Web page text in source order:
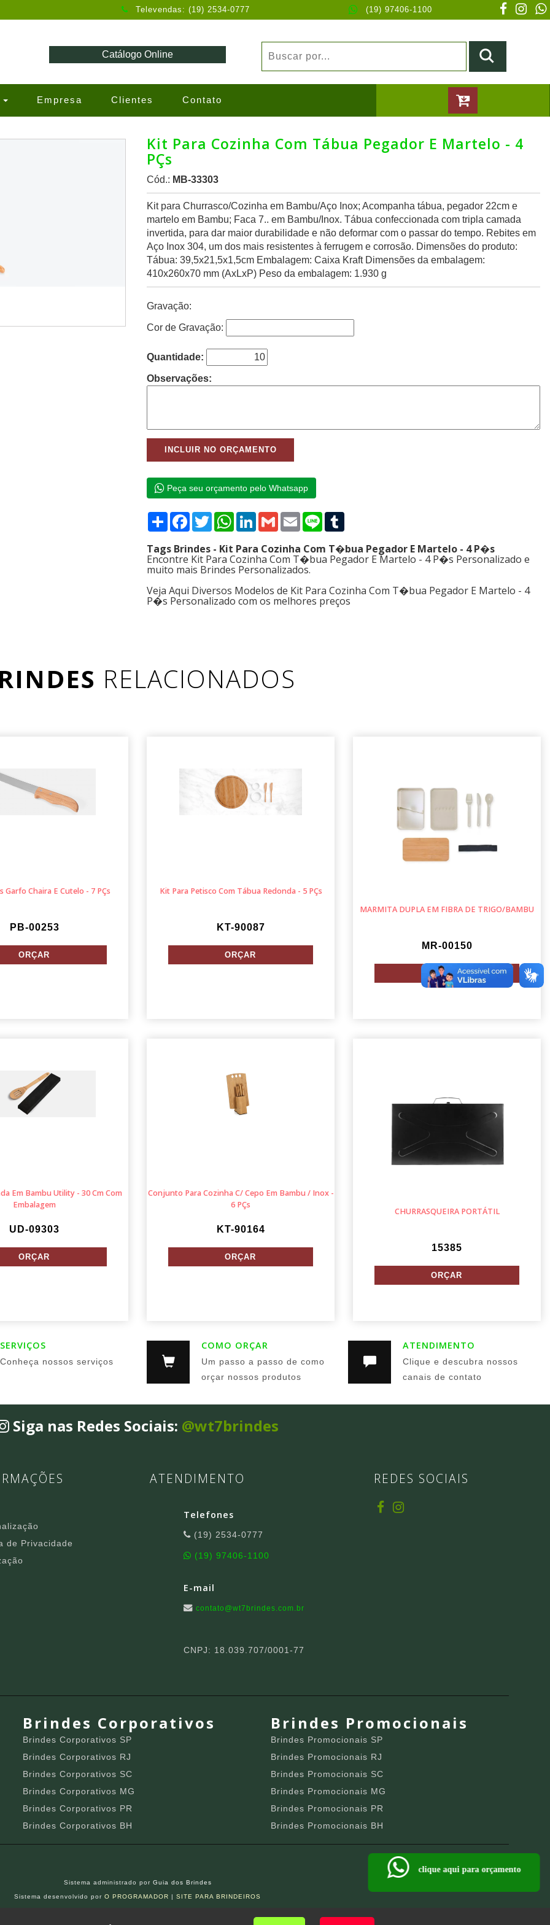
Televendas: (19) 2534-0777 (19) 97406-1100
Catálogo Online
Empresa Clientes Contato
Kit Para Cozinha Com Tábua Pegador E Martelo - 4
PÇs
Cód.: MB-33303
Kit para Churrasco/Cozinha em Bambu/Aço Inox; Acompanha tábua, pegador 22cm e
martelo em Bambu; Faca 7.. em Bambu/Inox. Tábua confeccionada com tripla camada
invertida, para dar maior durabilidade e não deformar com o passar do tempo. Rebites em
Aço Inox 304, um dos mais resistentes à ferrugem e corrosão. Dimensões do produto:
Tábua: 39,5x21,5x1,5cm Embalagem: Caixa Kraft Dimensões da embalagem:
410x260x70 mm (AxLxP) Peso da embalagem: 1.930 g
Gravação:
Cor de Gravação:
Quantidade:
Observações:
Peça seu orçamento pelo Whatsapp
Compartilhar
Facebook
TwitterWhatsApp
LinkedIn
GmailEmailLine
Tags Brindes - Kit Para Cozinha Com T�bua Pegador E Martelo - 4 P�s
Encontre Kit Para Cozinha Com T�bua Pegador E Martelo - 4 P�s Personalizado e
muito mais Brindes Personalizados.
Veja Aqui Diversos Modelos de Kit Para Cozinha Com T�bua Pegador E Martelo - 4
P�s Personalizado com os melhores preços
RELACIONADOS
Garfo Chaira E Cutelo - 7 PÇs
PB-00253
Kit Para Petisco Com Tábua Redonda - 5 PÇs
KT-90087
MARMITA DUPLA EM FIBRA DE TRIGO/BAMBU
MR-00150
Em Bambu Utility - 30 Cm Com
Embalagem
UD-09303
Conjunto Para Cozinha C/ Cepo Em Bambu / Inox -
6 PÇs
KT-90164
CHURRASQUEIRA PORTÁTIL
15385
SERVIÇOS
Conheça nossos serviços
COMO ORÇAR
Um passo a passo de como
orçar nossos produtos
ATENDIMENTO
Clique e descubra nossos
canais de contato
Siga nas Redes Sociais: @wt7brindes
de Privacidade
ATENDIMENTO
Telefones
(19) 2534-0777
(19) 97406-1100
E-mail
contato@wt7brindes.com.br
CNPJ: 18.039.707/0001-77
REDES SOCIAIS
Brindes Corporativos
Brindes Corporativos SP
Brindes Corporativos RJ
Brindes Corporativos SC
Brindes Corporativos MG
Brindes Corporativos PR
Brindes Corporativos BH
Brindes Promocionais
Brindes Promocionais SP
Brindes Promocionais RJ
Brindes Promocionais SC
Brindes Promocionais MG
Brindes Promocionais PR
Brindes Promocionais BH
Sistema administrado por Guia dos Brindes
Sistema desenvolvido por O PROGRAMADOR | SITE PARA BRINDEIROS
clique aqui para orçamento